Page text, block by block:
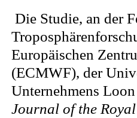
Die Studie, an der
Europäischen
(ECMWF), der
Unternehmens
Journal of the